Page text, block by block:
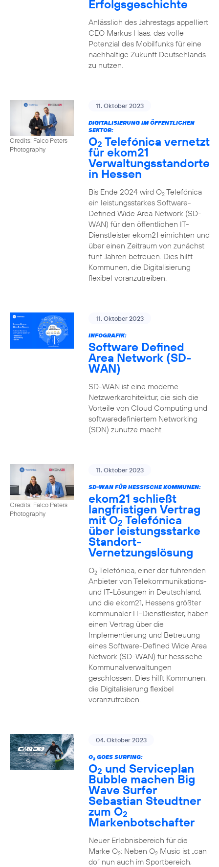
Erfolgsgeschichte
Anlässlich des Jahrestags appelliert
CEO Markus Haas, das volle
Potenzial des Mobilfunks für eine
nachhaltige Zukunft Deutschlands
zu nutzen.
Credits: Falco Peters
Photography
11. Oktober 2023
DIGITALISIERUNG IM ÖFFENTLICHEN
SEKTOR:
O2 Telefónica vernetzt
für ekom21
Verwaltungsstandorte
in Hessen
Bis Ende 2024 wird O2Telefónica
ein leistungsstarkes Software-
Defined Wide Area Network (SD-
WAN) für den öffentlichen IT-
Dienstleister ekom21 einrichten und
über einen Zeitraum von zunächst
fünf Jahren betreuen. Dies hilft
Kommunen, die Digitalisierung
flexibel voranzutreiben.
11. Oktober 2023
INFOGRAFIK:
Software Defined
Area Network (SD-
WAN)
SD-WAN ist eine moderne
Netzwerkarchitektur, die sich die
Vorteile von Cloud Computing und
softwaredefiniertem Networking
(SDN) zunutze macht.
Credits: Falco Peters
Photography
11. Oktober 2023
SD-WAN FÜR HESSISCHE KOMMUNEN:
ekom21 schließt
langfristigen Vertrag
mit O2 Telefónica
über leistungsstarke
Standort-
Vernetzungslösung
O2Telefónica, einer der führenden
Anbieter von Telekommunikations-
und IT-Lösungen in Deutschland,
und die ekom21, Hessens größter
kommunaler IT-Dienstleister, haben
einen Vertrag über die
Implementierung und Betreuung
eines Software-Defined Wide Area
Network (SD-WAN) für hessische
Kommunalverwaltungen
geschlossen. Dies hilft Kommunen,
die Digitalisierung flexibel
voranzutreiben.
04. Oktober 2023
O2GOES SURFING:
O2 und Serviceplan
Bubble machen Big
Wave Surfer
Sebastian Steudtner
zum O2
Markenbotschafter
Neuer Erlebnisbereich für die
Marke O2: Neben O2Music ist „can
do“ nun auch im Sportbereich,